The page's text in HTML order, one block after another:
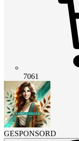
7061
GESPONSORD